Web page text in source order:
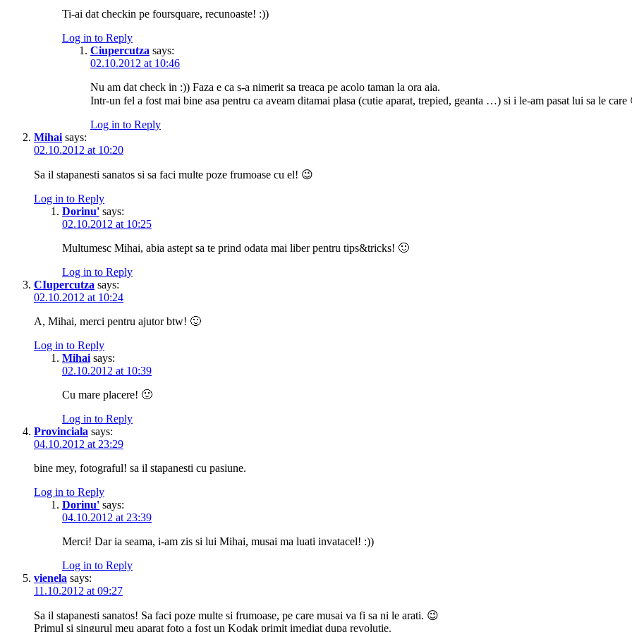
Ti-ai dat checkin pe foursquare, recunoaste! :))
Log in to Reply
Ciupercutza says:
02.10.2012 at 10:46
Nu am dat check in :)) Faza e ca s-a nimerit sa treaca pe acolo taman la ora aia.
Intr-un fel a fost mai bine asa pentru ca aveam ditamai plasa (cutie aparat, trepied, geanta …) si i le-am pasat lui sa le care
Log in to Reply
Mihai says:
02.10.2012 at 10:20
Sa il stapanesti sanatos si sa faci multe poze frumoase cu el! 😉
Log in to Reply
Dorinu' says:
02.10.2012 at 10:25
Multumesc Mihai, abia astept sa te prind odata mai liber pentru tips&tricks! 🙂
Log in to Reply
CIupercutza says:
02.10.2012 at 10:24
A, Mihai, merci pentru ajutor btw! 🙂
Log in to Reply
Mihai says:
02.10.2012 at 10:39
Cu mare placere! 🙂
Log in to Reply
Provinciala says:
04.10.2012 at 23:29
bine mey, fotograful! sa il stapanesti cu pasiune.
Log in to Reply
Dorinu' says:
04.10.2012 at 23:39
Merci! Dar ia seama, i-am zis si lui Mihai, musai ma luati invatacel! :))
Log in to Reply
vienela says:
11.10.2012 at 09:27
Sa il stapanesti sanatos! Sa faci poze multe si frumoase, pe care musai va fi sa ni le arati. 😉
Primul si singurul meu aparat foto a fost un Kodak primit imediat dupa revolutie.